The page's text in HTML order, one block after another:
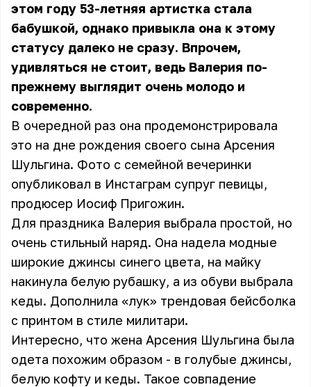
этом году 53-летняя артистка стала
бабушкой, однако привыкла она к этому
статусу далеко не сразу. Впрочем,
удивляться не стоит, ведь Валерия по-
прежнему выглядит очень молодо и
современно.
В очередной раз она продемонстрировала
это на дне рождения своего сына Арсения
Шульгина. Фото с семейной вечеринки
опубликовал в Инстаграм супруг певицы,
продюсер Иосиф Пригожин.
Для праздника Валерия выбрала простой, но
очень стильный наряд. Она надела модные
широкие джинсы синего цвета, на майку
накинула белую рубашку, а из обуви выбрала
кеды. Дополнила «лук» трендовая бейсболка
с принтом в стиле милитари.
Интересно, что жена Арсения Шульгина была
одета похожим образом - в голубые джинсы,
белую кофту и кеды. Такое совпадение